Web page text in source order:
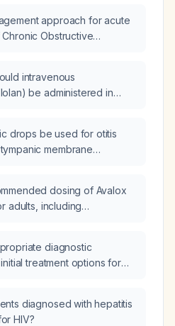
approach for acute
Obstructive
intravenous
be administered in
drops be used for otitis
membrane
dosing of Avalox
adults, including
diagnostic
treatment options for
diagnosed with hepatitis
HIV?